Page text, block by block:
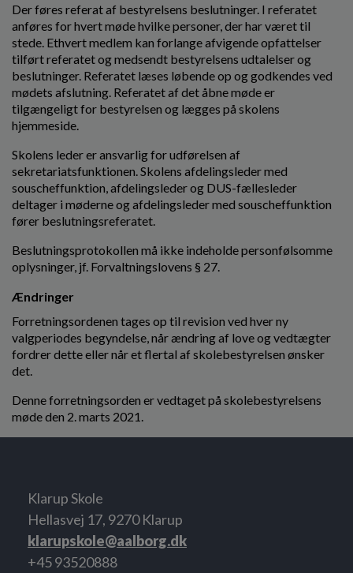
Der føres referat af bestyrelsens beslutninger. I referatet
anføres for hvert møde hvilke personer, der har været til
stede. Ethvert medlem kan forlange afvigende opfattelser
tilført referatet og medsendt bestyrelsens udtalelser og
beslutninger. Referatet læses løbende op og godkendes ved
mødets afslutning. Referatet af det åbne møde er
tilgængeligt for bestyrelsen og lægges på skolens
hjemmeside.
Skolens leder er ansvarlig for udførelsen af
sekretariatsfunktionen. Skolens afdelingsleder med
souscheffunktion, afdelingsleder og DUS-fællesleder
deltager i møderne og afdelingsleder med souscheffunktion
fører beslutningsreferatet.
Beslutningsprotokollen må ikke indeholde personfølsomme
oplysninger, jf. Forvaltningslovens § 27.
Ændringer
Forretningsordenen tages op til revision ved hver ny
valgperiodes begyndelse, når ændring af love og vedtægter
fordrer dette eller når et flertal af skolebestyrelsen ønsker
det.
Denne forretningsorden er vedtaget på skolebestyrelsens
møde den 2. marts 2021.
Klarup Skole
Hellasvej 17, 9270 Klarup
klarupskole@aalborg.dk
+45 93520888